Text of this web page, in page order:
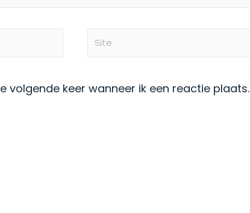
Site
volgende keer wanneer ik een reactie plaats.